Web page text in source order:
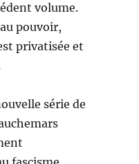
volume.
pouvoir,
privatisée et
série de